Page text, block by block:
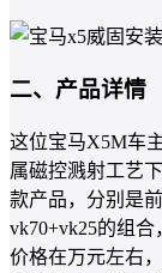
二、产品详情
这位宝马X5M车
属磁控溅射工艺
款产品，分别是
vk70+vk25的组合
价格在万元左右